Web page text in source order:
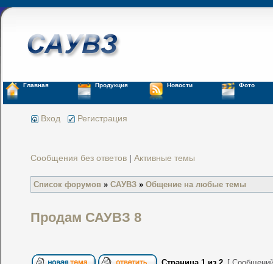
Главная Продукция Новости Фото
Вход Регистрация
Сообщения без ответов |Активные темы
Список форумов »САУВЗ »Общение на любые темы
Продам САУВЗ 8